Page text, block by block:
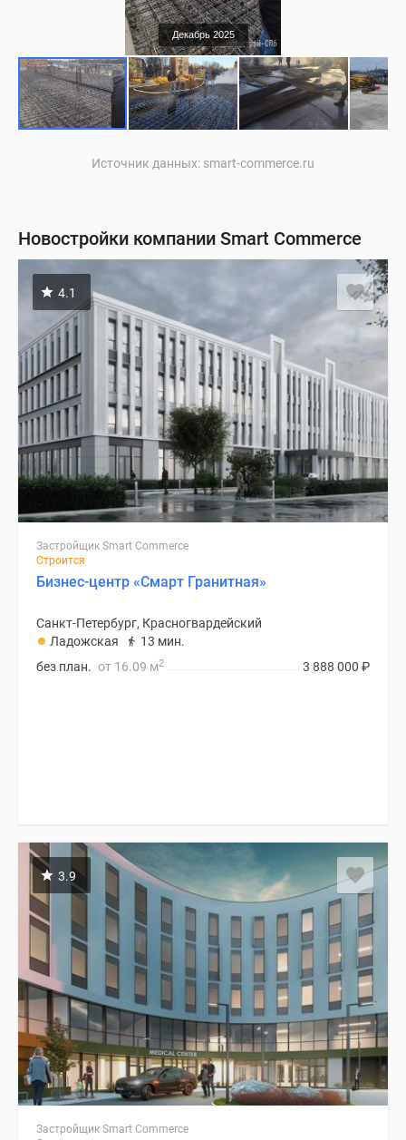
Декабрь 2025
Источник данных: smart-commerce.ru
Новостройки компании Smart Commerce
4.1
Застройщик Smart Commerce
Строится
Бизнес-центр «Смарт Гранитная»
Санкт-Петербург, Красногвардейский
Ладожская
13 мин.
3 888 000 ₽
без план. от 16.09 м2
3.9
Застройщик Smart Commerce